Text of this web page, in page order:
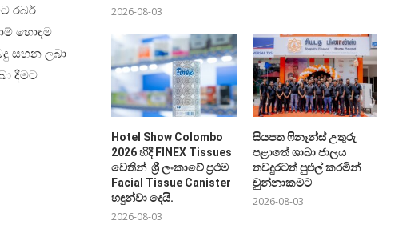
රබර්
හොඳම
සහන ලබා
දීමට
2026-08-03
Hotel Show Colombo
2026 හිදී FINEX Tissues
වෙතින් ශ්‍රී ලංකාවේ ප්‍රථම
Facial Tissue Canister
හඳුන්වා දෙයි.
2026-08-03
සියපත ෆිනෑන්ස් උතුරු
පළාතේ ශාඛා ජාලය
තවදුරටත් පුළුල් කරමින්
චුන්නාකමට
2026-08-03